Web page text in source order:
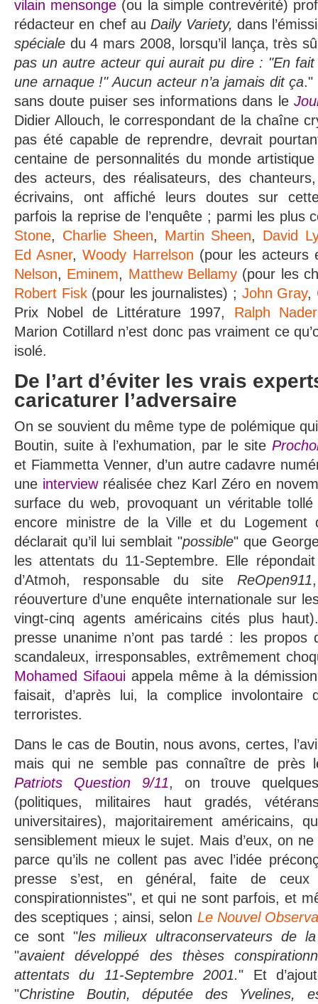
vilain mensonge (ou la simple contrevérité)
rédacteur en chef au Daily Variety, dans
spéciale du 4 mars 2008, lorsqu’il lança, très
pas un autre acteur qui aurait pu dire : "En fait
une arnaque !" Aucun acteur n’a jamais dit ça."
sans doute puiser ses informations dans le
Didier Allouch, le correspondant de la chaîne
pas été capable de reprendre, devrait
centaine de personnalités du monde
des acteurs, des réalisateurs, des
écrivains, ont affiché leurs doutes sur
parfois la reprise de l’enquête ; parmi les plus
Stone, Charlie Sheen, Martin Sheen, David
Ed Asner,Woody Harrelson (pour les
Nelson, Eminem, Matthew Bellamy (pour les
Robert Fisk(pour les journalistes) ; John Gray,
Prix Nobel de Littérature 1997, Ralph Nader
Marion Cotillard n’est donc pas vraiment ce
isolé.
De l’art d’éviter les vrais
caricaturer l’adversaire
On se souvient du même type de polémique
Boutin, suite à l’exhumation, par le site
et Fiammetta Venner, d’un autre cadavre
une interviewréalisée chez Karl Zéro en
surface du web, provoquant un véritable
encore ministre de la Ville et du Logement
déclarait qu’il lui semblait "possible" que
les attentats du 11-Septembre. Elle
d’Atmoh, responsable du site ReOpen911
réouverture d’une enquête internationale sur
vingt-cinq agents américains cités plus
presse unanime n’ont pas tardé : les propos
scandaleux, irresponsables, extrêmement
Mohamed Sifaoui appela même à la
faisait, d’après lui, la complice involontaire
terroristes.
Dans le cas de Boutin, nous avons, certes,
mais qui ne semble pas connaître de près
Patriots Question 9/11, on trouve
(politiques, militaires haut gradés,
universitaires), majoritairement américains,
sensiblement mieux le sujet. Mais d’eux, on
parce qu’ils ne collent pas avec l’idée
presse s’est, en général, faite de ceux
conspirationnistes", et qui ne sont parfois, et
des sceptiques ; ainsi, selon Le Nouvel
ce sont "les milieux ultraconservateurs de
"avaient développé des thèses
attentats du 11-Septembre 2001." Et
"Christine Boutin, députée des Yvelines,